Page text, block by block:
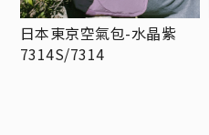
日本東京空氣包-水晶紫
7314S/7314